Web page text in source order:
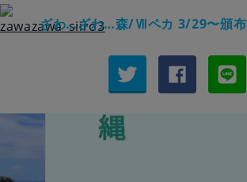
ざわ…ざわ…森/Ⅶペカ 3/29〜頒布